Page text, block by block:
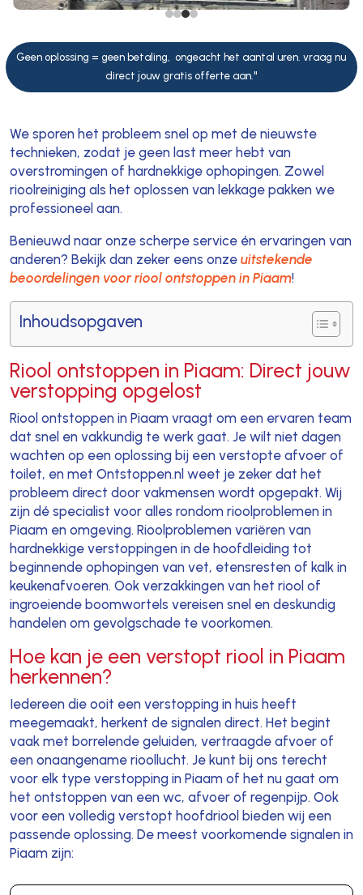
Geen oplossing = geen betaling, ongeacht het aantal uren. vraag nu
direct jouw gratis offerte aan."
We sporen het probleem snel op met de nieuwste
technieken, zodat je geen last meer hebt van
overstromingen of hardnekkige ophopingen. Zowel
rioolreiniging als het oplossen van lekkage pakken we
professioneel aan.
Benieuwd naar onze scherpe service én ervaringen van
anderen? Bekijk dan zeker eens onze uitstekende
beoordelingen voor riool ontstoppen in Piaam!
Inhoudsopgaven
Riool ontstoppen in Piaam: Direct jouw
verstopping opgelost
Riool ontstoppen in Piaam vraagt om een ervaren team
dat snel en vakkundig te werk gaat. Je wilt niet dagen
wachten op een oplossing bij een verstopte afvoer of
toilet, en met Ontstoppen.nl weet je zeker dat het
probleem direct door vakmensen wordt opgepakt. Wij
zijn dé specialist voor alles rondom rioolproblemen in
Piaam en omgeving. Rioolproblemen variëren van
hardnekkige verstoppingen in de hoofdleiding tot
beginnende ophopingen van vet, etensresten of kalk in
keukenafvoeren. Ook verzakkingen van het riool of
ingroeiende boomwortels vereisen snel en deskundig
handelen om gevolgschade te voorkomen.
Hoe kan je een verstopt riool in Piaam
herkennen?
Iedereen die ooit een verstopping in huis heeft
meegemaakt, herkent de signalen direct. Het begint
vaak met borrelende geluiden, vertraagde afvoer of
een onaangename rioollucht. Je kunt bij ons terecht
voor elk type verstopping in Piaam of het nu gaat om
het ontstoppen van een wc, afvoer of regenpijp. Ook
voor een volledig verstopt hoofdriool bieden wij een
passende oplossing. De meest voorkomende signalen in
Piaam zijn: